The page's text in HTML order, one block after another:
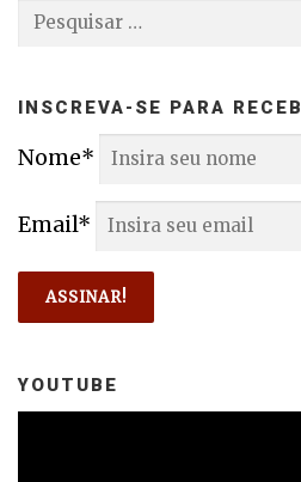
Pesquisar
INSCREVA-SE PARA
Nome*
Email*
YOUTUBE